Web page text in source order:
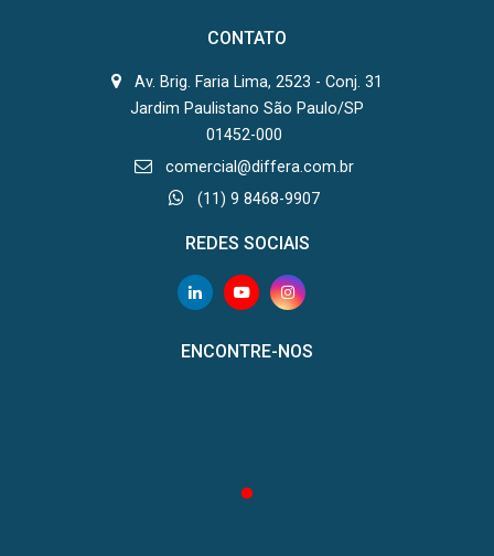
CONTATO
Av. Brig. Faria Lima, 2523 - Conj. 31
Jardim Paulistano São Paulo/SP
01452-000
comercial@differa.com.br
(11) 9 8468-9907
REDES SOCIAIS
ENCONTRE-NOS